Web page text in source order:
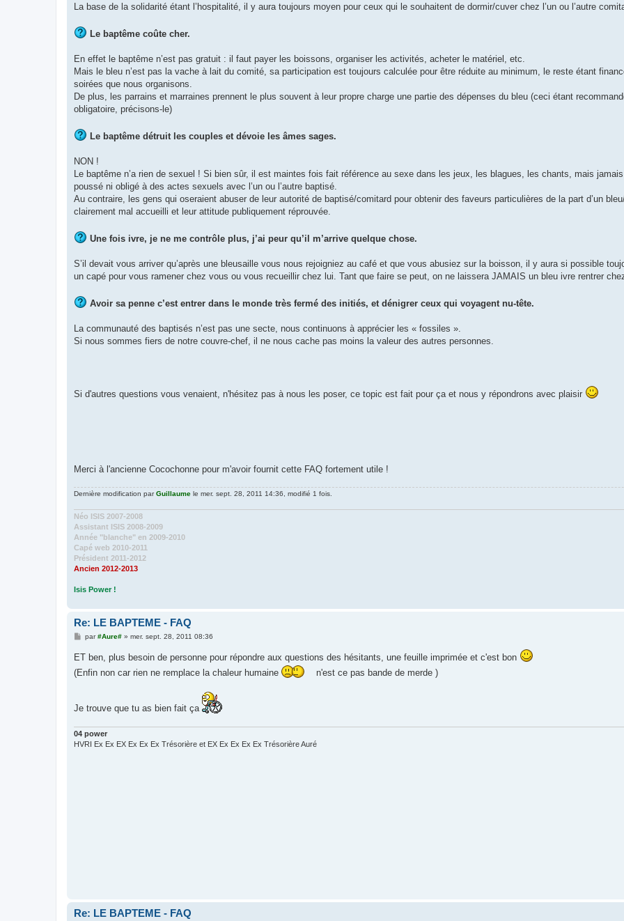
La base de la solidarité étant l’hospitalité, il y aura toujours moyen pour ceux qui le souhaitent de dormir/cuver chez l’un ou l’autre
Le baptême coûte cher.
En effet le baptême n’est pas gratuit : il faut payer les boissons, organiser les activités, acheter le matériel, etc.
Mais le bleu n’est pas la vache à lait du comité, sa participation est toujours calculée pour être réduite au minimum, le reste étant
soirées que nous organisons.
De plus, les parrains et marraines prennent le plus souvent à leur propre charge une partie des dépenses du bleu (ceci étant
obligatoire, précisons-le)
Le baptême détruit les couples et dévoie les âmes sages.
NON !
Le baptême n’a rien de sexuel ! Si bien sûr, il est maintes fois fait référence au sexe dans les jeux, les blagues, les chants, mais jamais
poussé ni obligé à des actes sexuels avec l’un ou l’autre baptisé.
Au contraire, les gens qui oseraient abuser de leur autorité de baptisé/comitard pour obtenir des faveurs particulières de la part d’un
clairement mal accueilli et leur attitude publiquement réprouvée.
Une fois ivre, je ne me contrôle plus, j’ai peur qu’il m’arrive quelque chose.
S’il devait vous arriver qu’après une bleusaille vous nous rejoigniez au café et que vous abusiez sur la boisson, il y aura si possible
un capé pour vous ramener chez vous ou vous recueillir chez lui. Tant que faire se peut, on ne laissera JAMAIS un bleu ivre rentrer
Avoir sa penne c’est entrer dans le monde très fermé des initiés, et dénigrer ceux qui voyagent nu-tête.
La communauté des baptisés n’est pas une secte, nous continuons à apprécier les « fossiles ».
Si nous sommes fiers de notre couvre-chef, il ne nous cache pas moins la valeur des autres personnes.
Si d'autres questions vous venaient, n'hésitez pas à nous les poser, ce topic est fait pour ça et nous y répondrons avec plaisir
Merci à l'ancienne Cocochonne pour m'avoir fournit cette FAQ fortement utile !
Dernière modification parGuillaume le mer. sept. 28, 2011 14:36, modifié 1 fois.
Néo ISIS 2007-2008
Assistant ISIS 2008-2009
Année "blanche" en 2009-2010
Capé web 2010-2011
Président 2011-2012
Ancien 2012-2013
Isis Power !
Re: LE BAPTEME - FAQ
M
s
s
a
g
par#Aure#» mer. sept. 28, 2011 08:36
ET ben, plus besoin de personne pour répondre aux questions des hésitants, une feuille imprimée et c'est bon
(Enfin non car rien ne remplace la chaleur humaine
n'est ce pas bande de merde )
Je trouve que tu as bien fait ça
04 power
HVRI Ex Ex EX Ex Ex Ex Trésorière et EX Ex Ex Ex Ex Trésorière Auré
Re: LE BAPTEME - FAQ